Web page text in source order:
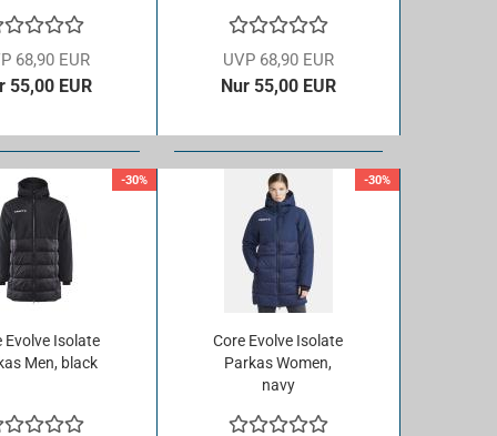
68,90 EUR
55,00 EUR
UVP 68,90 EUR
Nur 55,00 EUR
-30%
Evol­ve Iso­la­te
Men, black
-30%
Core Evol­ve Iso­la­te
Parkas Women,
navy